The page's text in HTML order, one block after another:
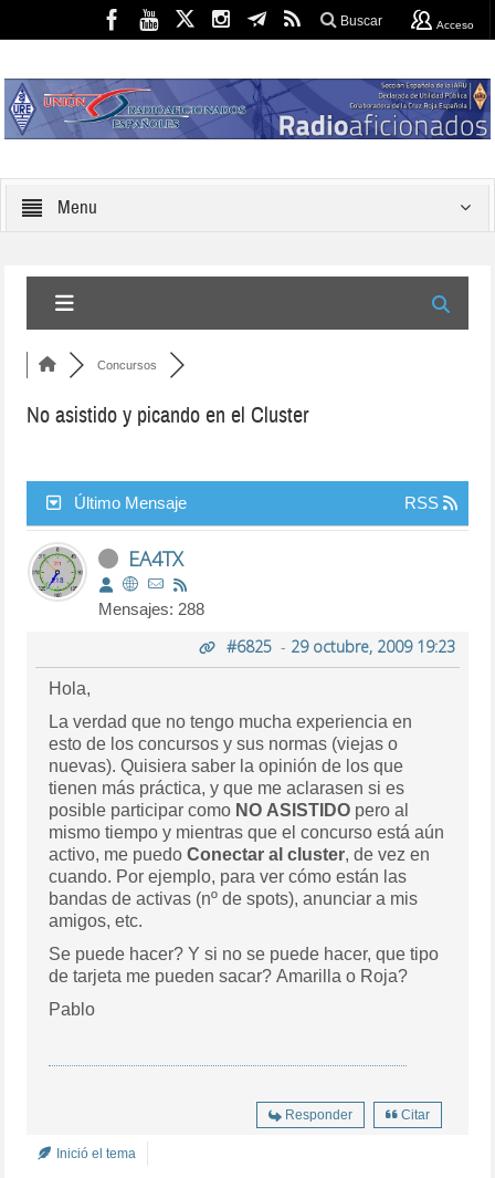
Buscar Acceso
Menu
Concursos
No asistido y picando en el Cluster
Último Mensaje RSS
EA4TX
Mensajes: 288
#6825- 29 octubre, 2009 19:23
Hola,
La verdad que no tengo mucha experiencia en
esto de los concursos y sus normas (viejas o
nuevas). Quisiera saber la opinión de los que
tienen más práctica, y que me aclarasen si es
posible participar como NO ASISTIDO pero al
mismo tiempo y mientras que el concurso está aún
activo, me puedoConectar al cluster, de vez en
cuando. Por ejemplo, para ver cómo están las
bandas de activas (nº de spots), anunciar a mis
amigos, etc.
Se puede hacer? Y si no se puede hacer, que tipo
de tarjeta me pueden sacar? Amarilla o Roja?
Pablo
Responder Citar
Inició el tema